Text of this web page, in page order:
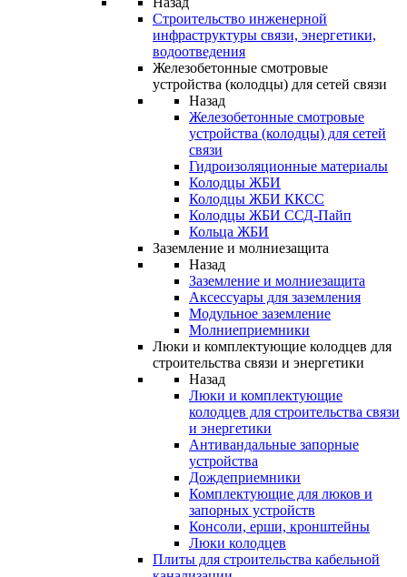
Строительство инженерной
инфраструктуры связи, энергетики,
водоотведения
Железобетонные смотровые
устройства (колодцы) для сетей связи
Назад
Железобетонные смотровые
устройства (колодцы) для сетей
связи
Гидроизоляционные материалы
Колодцы ЖБИ
Колодцы ЖБИ ККСС
Колодцы ЖБИ ССД-Пайп
Кольца ЖБИ
Заземление и молниезащита
Назад
Заземление и молниезащита
Аксессуары для заземления
Модульное заземление
Молниеприемники
Люки и комплектующие колодцев для
строительства связи и энергетики
Назад
Люки и комплектующие
колодцев для строительства связи
и энергетики
Антивандальные запорные
устройства
Дождеприемники
Комплектующие для люков и
запорных устройств
Консоли, ерши, кронштейны
Люки колодцев
Плиты для строительства кабельной